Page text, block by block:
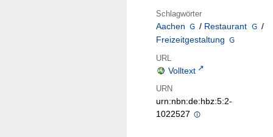
Schlagwörter
Aachen / Restaurant
/
Freizeitgestaltung
URL
Volltext
URN
urn:nbn:de:hbz:5:2-
1022527